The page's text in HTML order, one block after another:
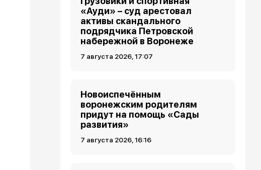
«Ауди» – суд арестовал
активы скандального
подрядчика Петровской
набережной в Воронеже
7 августа 2026, 17:07
Новоиспечённым
воронежским родителям
придут на помощь «Сады
развития»
7 августа 2026, 16:16